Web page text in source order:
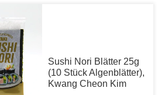
Sushi Nori Blätter 25g
(10 Stück Algenblätter),
Kwang Cheon Kim